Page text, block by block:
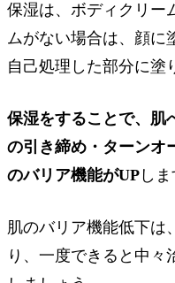
保湿は、ボディクリー
ムがない場合は、顔に
自己処理した部分に塗
保湿をすることで、肌
の引き締め・ターンオ
のバリア機能がUP しま
肌のバリア機能低下は
り、一度できると中々